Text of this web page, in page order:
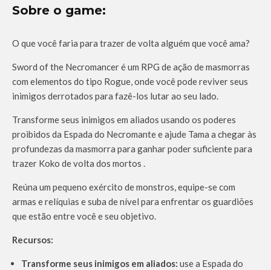
Sobre o game:
O que você faria para trazer de volta alguém que você ama?
Sword of the Necromancer é um RPG de ação de masmorras
com elementos do tipo Rogue, onde você pode reviver seus
inimigos derrotados para fazê-los lutar ao seu lado.
Transforme seus inimigos em aliados usando os poderes
proibidos da Espada do Necromante e ajude Tama a chegar às
profundezas da masmorra para ganhar poder suficiente para
trazer Koko de volta dos mortos .
Reúna um pequeno exército de monstros, equipe-se com
armas e relíquias e suba de nível para enfrentar os guardiões
que estão entre você e seu objetivo.
Recursos:
Transforme seus inimigos em aliados: use a Espada do